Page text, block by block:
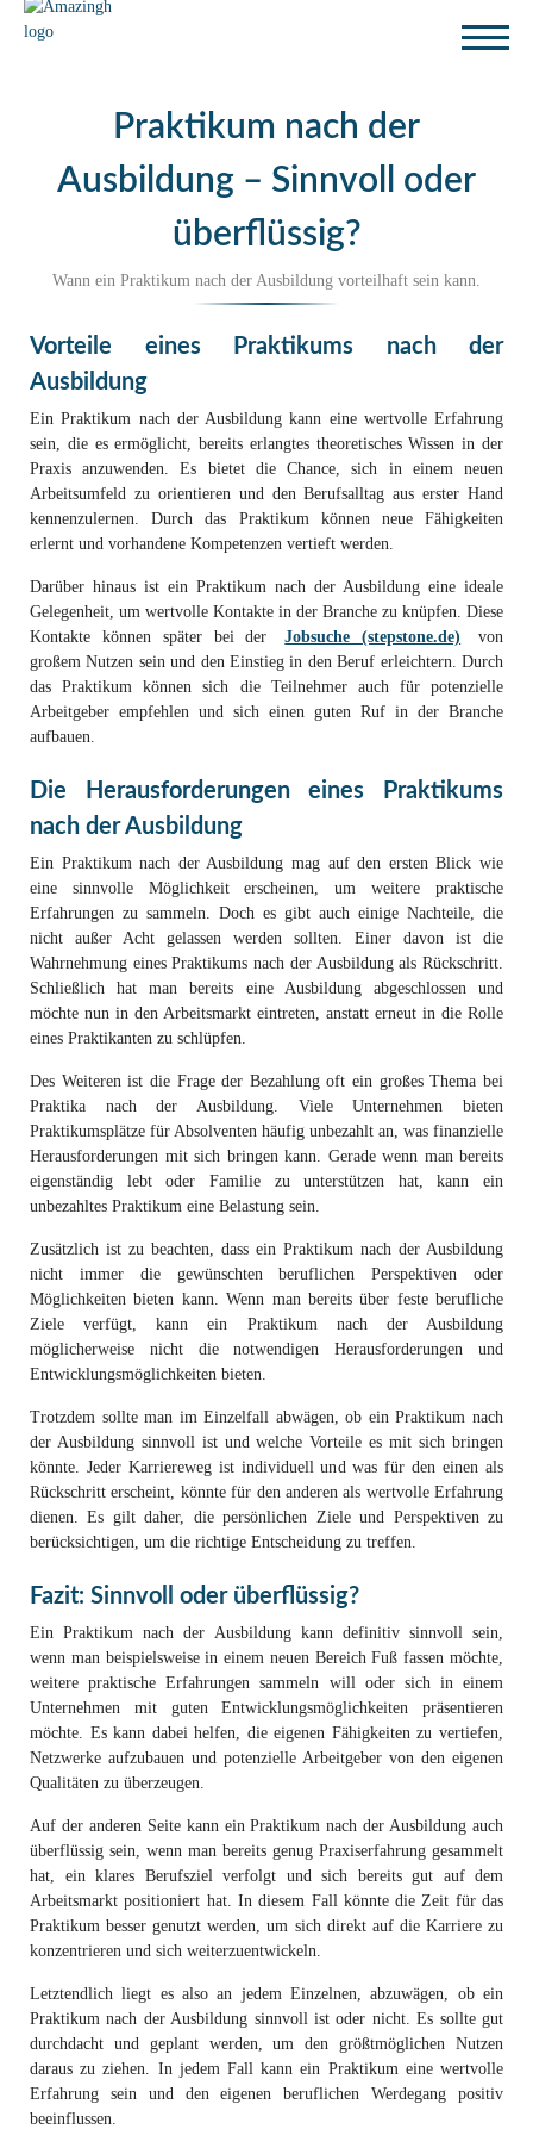
Praktikum nach der
Ausbildung – Sinnvoll oder
überflüssig?
Wann ein Praktikum nach der Ausbildung vorteilhaft sein kann.
Vorteile eines Praktikums nach der
Ausbildung
Ein Praktikum nach der Ausbildung kann eine wertvolle Erfahrung
sein, die es ermöglicht, bereits erlangtes theoretisches Wissen in der
Praxis anzuwenden. Es bietet die Chance, sich in einem neuen
Arbeitsumfeld zu orientieren und den Berufsalltag aus erster Hand
kennenzulernen. Durch das Praktikum können neue Fähigkeiten
erlernt und vorhandene Kompetenzen vertieft werden.
Darüber hinaus ist ein Praktikum nach der Ausbildung eine ideale
Gelegenheit, um wertvolle Kontakte in der Branche zu knüpfen. Diese
Kontakte können später bei der
Jobsuche (stepstone.de)
von
großem Nutzen sein und den Einstieg in den Beruf erleichtern. Durch
das Praktikum können sich die Teilnehmer auch für potenzielle
Arbeitgeber empfehlen und sich einen guten Ruf in der Branche
aufbauen.
Die Herausforderungen eines Praktikums
nach der Ausbildung
Ein Praktikum nach der Ausbildung mag auf den ersten Blick wie
eine sinnvolle Möglichkeit erscheinen, um weitere praktische
Erfahrungen zu sammeln. Doch es gibt auch einige Nachteile, die
nicht außer Acht gelassen werden sollten. Einer davon ist die
Wahrnehmung eines Praktikums nach der Ausbildung als Rückschritt.
Schließlich hat man bereits eine Ausbildung abgeschlossen und
möchte nun in den Arbeitsmarkt eintreten, anstatt erneut in die Rolle
eines Praktikanten zu schlüpfen.
Des Weiteren ist die Frage der Bezahlung oft ein großes Thema bei
Praktika nach der Ausbildung. Viele Unternehmen bieten
Praktikumsplätze für Absolventen häufig unbezahlt an, was finanzielle
Herausforderungen mit sich bringen kann. Gerade wenn man bereits
eigenständig lebt oder Familie zu unterstützen hat, kann ein
unbezahltes Praktikum eine Belastung sein.
Zusätzlich ist zu beachten, dass ein Praktikum nach der Ausbildung
nicht immer die gewünschten beruflichen Perspektiven oder
Möglichkeiten bieten kann. Wenn man bereits über feste berufliche
Ziele verfügt, kann ein Praktikum nach der Ausbildung
möglicherweise nicht die notwendigen Herausforderungen und
Entwicklungsmöglichkeiten bieten.
Trotzdem sollte man im Einzelfall abwägen, ob ein Praktikum nach
der Ausbildung sinnvoll ist und welche Vorteile es mit sich bringen
könnte. Jeder Karriereweg ist individuell und was für den einen als
Rückschritt erscheint, könnte für den anderen als wertvolle Erfahrung
dienen. Es gilt daher, die persönlichen Ziele und Perspektiven zu
berücksichtigen, um die richtige Entscheidung zu treffen.
Fazit: Sinnvoll oder überflüssig?
Ein Praktikum nach der Ausbildung kann definitiv sinnvoll sein,
wenn man beispielsweise in einem neuen Bereich Fuß fassen möchte,
weitere praktische Erfahrungen sammeln will oder sich in einem
Unternehmen mit guten Entwicklungsmöglichkeiten präsentieren
möchte. Es kann dabei helfen, die eigenen Fähigkeiten zu vertiefen,
Netzwerke aufzubauen und potenzielle Arbeitgeber von den eigenen
Qualitäten zu überzeugen.
Auf der anderen Seite kann ein Praktikum nach der Ausbildung auch
überflüssig sein, wenn man bereits genug Praxiserfahrung gesammelt
hat, ein klares Berufsziel verfolgt und sich bereits gut auf dem
Arbeitsmarkt positioniert hat. In diesem Fall könnte die Zeit für das
Praktikum besser genutzt werden, um sich direkt auf die Karriere zu
konzentrieren und sich weiterzuentwickeln.
Letztendlich liegt es also an jedem Einzelnen, abzuwägen, ob ein
Praktikum nach der Ausbildung sinnvoll ist oder nicht. Es sollte gut
durchdacht und geplant werden, um den größtmöglichen Nutzen
daraus zu ziehen. In jedem Fall kann ein Praktikum eine wertvolle
Erfahrung sein und den eigenen beruflichen Werdegang positiv
beeinflussen.